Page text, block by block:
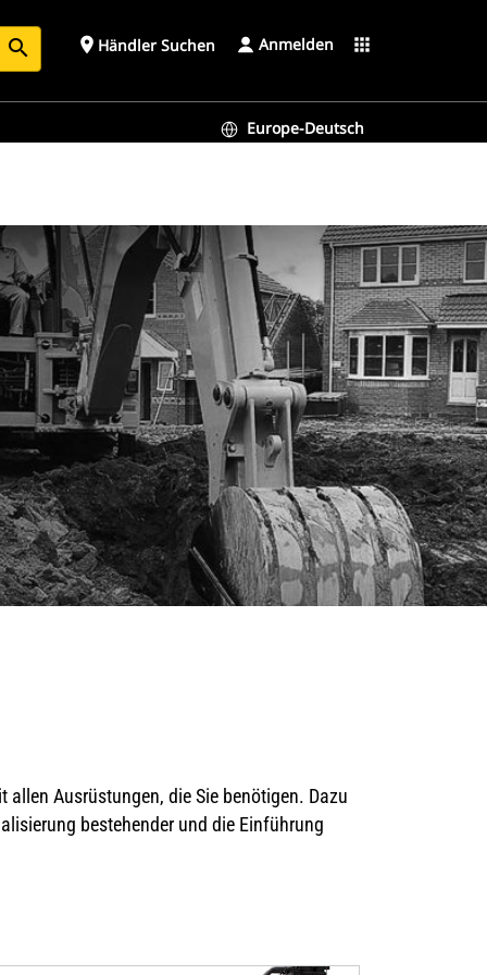
search place Händler Suchen Anmelden apps
Europe-Deutsch
Ausrüstungen, die Sie benötigen. Dazu
bestehender und die Einführung